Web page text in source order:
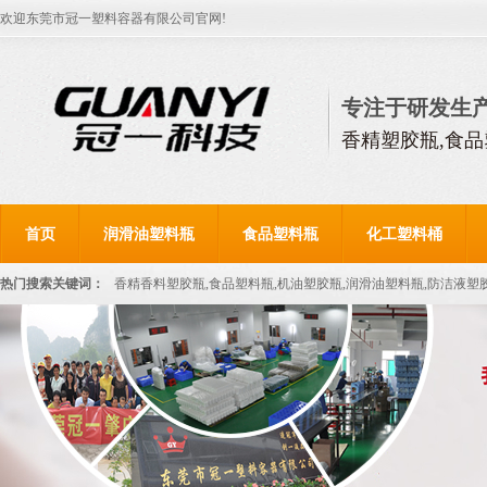
欢迎东莞市冠一塑料容器有限公司官网!
专注于研发生
香精塑胶瓶,食
首页 润滑油塑料瓶 食品塑料瓶 化工塑料桶
热门搜索关键词： 香精香料塑胶瓶,食品塑料瓶,机油塑胶瓶,润滑油塑料瓶,防洁液塑